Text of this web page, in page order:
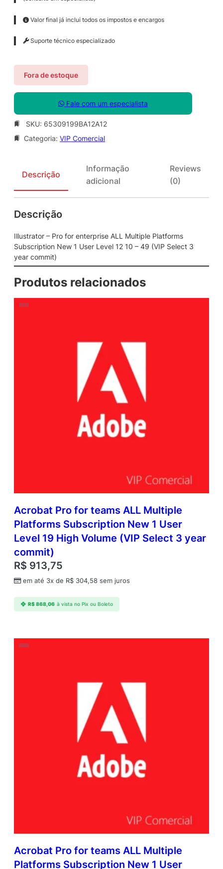
Valor final já inclui todos os impostos e encargos
Suporte técnico especializado
Fora de estoque
Fale com um especialista
SKU: 65309199BA12A12
Categoria: VIP Comercial
Descrição
Informação
adicional
Reviews
(0)
Descrição
Illustrator – Pro for enterprise ALL Multiple Platforms
Subscription New 1 User Level 12 10 – 49 (VIP Select 3
year commit)
Produtos relacionados
Acrobat Pro for teams ALL Multiple
Platforms Subscription New 1 User
Level 19 High Volume (VIP Select 3 year
commit)
R$ 913,75
em até 3x de R$ 304,58 sem juros
R$868,06 à vista no Pix ou Boleto
Acrobat Pro for teams ALL Multiple
Platforms Subscription New 1 User